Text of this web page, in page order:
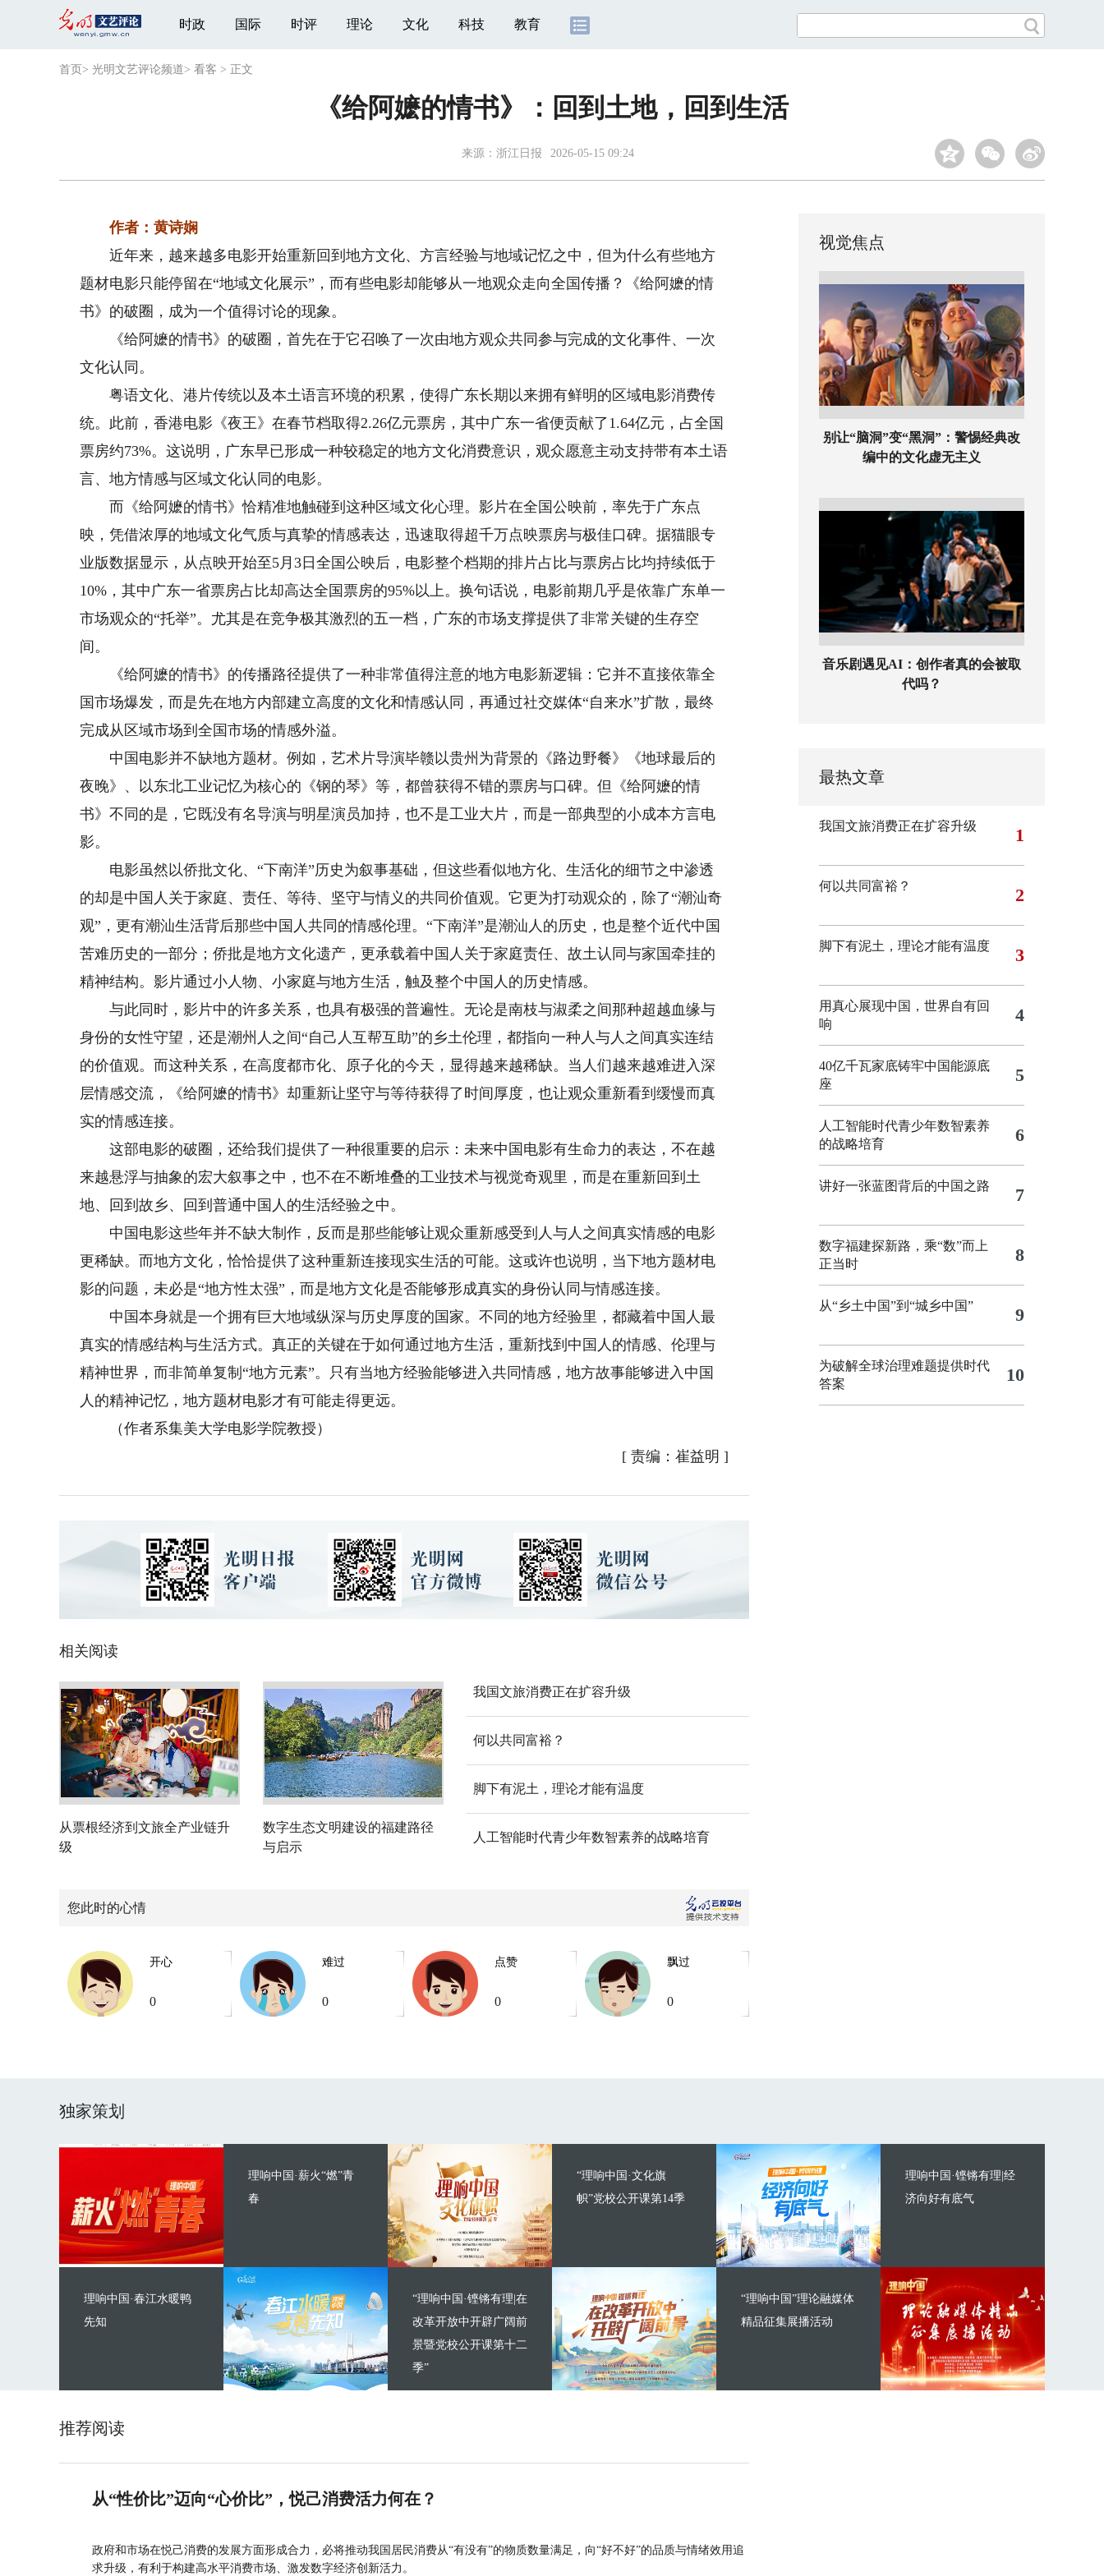
时政 国际 时评 理论 文化 科技 教育
首页 > 光明文艺评论频道> 看客 > 正文
《给阿嬷的情书》：回到土地，回到生活
来源： 浙江日报 2026-05-15 09:24
作者：黄诗娴
近年来，越来越多电影开始重新回到地方文化、方言经验与地域记忆之中，但为什么有些地方
题材电影只能停留在“地域文化展示”，而有些电影却能够从一地观众走向全国传播？《给阿嬷的情
书》的破圈，成为一个值得讨论的现象。
《给阿嬷的情书》的破圈，首先在于它召唤了一次由地方观众共同参与完成的文化事件、一次
文化认同。
粤语文化、港片传统以及本土语言环境的积累，使得广东长期以来拥有鲜明的区域电影消费传
统。此前，香港电影《夜王》在春节档取得2.26亿元票房，其中广东一省便贡献了1.64亿元，占全国
票房约73%。这说明，广东早已形成一种较稳定的地方文化消费意识，观众愿意主动支持带有本土语
言、地方情感与区域文化认同的电影。
而《给阿嬷的情书》恰精准地触碰到这种区域文化心理。影片在全国公映前，率先于广东点
映，凭借浓厚的地域文化气质与真挚的情感表达，迅速取得超千万点映票房与极佳口碑。据猫眼专
业版数据显示，从点映开始至5月3日全国公映后，电影整个档期的排片占比与票房占比均持续低于
10%，其中广东一省票房占比却高达全国票房的95%以上。换句话说，电影前期几乎是依靠广东单一
市场观众的“托举”。尤其是在竞争极其激烈的五一档，广东的市场支撑提供了非常关键的生存空
间。
《给阿嬷的情书》的传播路径提供了一种非常值得注意的地方电影新逻辑：它并不直接依靠全
国市场爆发，而是先在地方内部建立高度的文化和情感认同，再通过社交媒体“自来水”扩散，最终
完成从区域市场到全国市场的情感外溢。
中国电影并不缺地方题材。例如，艺术片导演毕赣以贵州为背景的《路边野餐》《地球最后的
夜晚》、以东北工业记忆为核心的《钢的琴》等，都曾获得不错的票房与口碑。但《给阿嬷的情
书》不同的是，它既没有名导演与明星演员加持，也不是工业大片，而是一部典型的小成本方言电
影。
电影虽然以侨批文化、“下南洋”历史为叙事基础，但这些看似地方化、生活化的细节之中渗透
的却是中国人关于家庭、责任、等待、坚守与情义的共同价值观。它更为打动观众的，除了“潮汕奇
观”，更有潮汕生活背后那些中国人共同的情感伦理。“下南洋”是潮汕人的历史，也是整个近代中国
苦难历史的一部分；侨批是地方文化遗产，更承载着中国人关于家庭责任、故土认同与家国牵挂的
精神结构。影片通过小人物、小家庭与地方生活，触及整个中国人的历史情感。
与此同时，影片中的许多关系，也具有极强的普遍性。无论是南枝与淑柔之间那种超越血缘与
身份的女性守望，还是潮州人之间“自己人互帮互助”的乡土伦理，都指向一种人与人之间真实连结
的价值观。而这种关系，在高度都市化、原子化的今天，显得越来越稀缺。当人们越来越难进入深
层情感交流，《给阿嬷的情书》却重新让坚守与等待获得了时间厚度，也让观众重新看到缓慢而真
实的情感连接。
这部电影的破圈，还给我们提供了一种很重要的启示：未来中国电影有生命力的表达，不在越
来越悬浮与抽象的宏大叙事之中，也不在不断堆叠的工业技术与视觉奇观里，而是在重新回到土
地、回到故乡、回到普通中国人的生活经验之中。
中国电影这些年并不缺大制作，反而是那些能够让观众重新感受到人与人之间真实情感的电影
更稀缺。而地方文化，恰恰提供了这种重新连接现实生活的可能。这或许也说明，当下地方题材电
影的问题，未必是“地方性太强”，而是地方文化是否能够形成真实的身份认同与情感连接。
中国本身就是一个拥有巨大地域纵深与历史厚度的国家。不同的地方经验里，都藏着中国人最
真实的情感结构与生活方式。真正的关键在于如何通过地方生活，重新找到中国人的情感、伦理与
精神世界，而非简单复制“地方元素”。只有当地方经验能够进入共同情感，地方故事能够进入中国
人的精神记忆，地方题材电影才有可能走得更远。
（作者系集美大学电影学院教授）
[ 责编：崔益明 ]
相关阅读
从票根经济到文旅全产业链升
级
数字生态文明建设的福建路径
与启示
我国文旅消费正在扩容升级
何以共同富裕？
脚下有泥土，理论才能有温度
人工智能时代青少年数智素养的战略培育
您此时的心情
开心
0
难过
0
点赞
0
飘过
0
视觉焦点
别让“脑洞”变“黑洞”：警惕经典改
编中的文化虚无主义
音乐剧遇见AI：创作者真的会被取
代吗？
最热文章
我国文旅消费正在扩容升级 1
何以共同富裕？ 2
脚下有泥土，理论才能有温度 3
用真心展现中国，世界自有回
响
4
40亿千瓦家底铸牢中国能源底
座
5
人工智能时代青少年数智素养
的战略培育
6
讲好一张蓝图背后的中国之路 7
数字福建探新路，乘“数”而上
正当时
8
从“乡土中国”到“城乡中国” 9
为破解全球治理难题提供时代
答案
10
独家策划
理响中国·薪火“燃”青
春
理响中国·春江水暖鸭
先知
“理响中国·文化旗
帜”党校公开课第14季
“理响中国·铿锵有理|在
改革开放中开辟广阔前
景暨党校公开课第十二
季”
理响中国·铿锵有理|经
济向好有底气
“理响中国”理论融媒体
精品征集展播活动
推荐阅读
从“性价比”迈向“心价比”，悦己消费活力何在？
政府和市场在悦己消费的发展方面形成合力，必将推动我国居民消费从“有没有”的物质数量满足，向“好不好”的品质与情绪效用追
求升级，有利于构建高水平消费市场、激发数字经济创新活力。